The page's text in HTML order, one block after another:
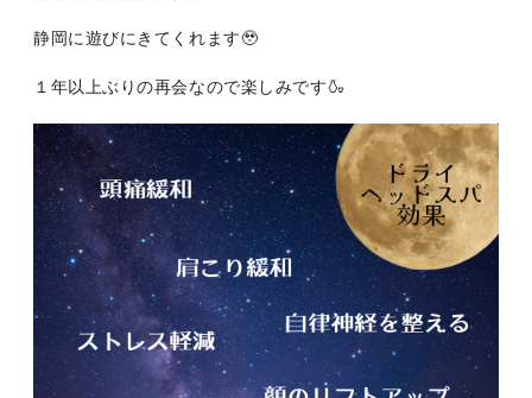
静岡に遊びにきてくれます🥹
１年以上ぶりの再会なので楽しみです🍶